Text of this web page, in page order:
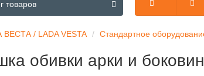
товаров
ВЕСТА / LADA VESTA Стандартное
обивки арки и